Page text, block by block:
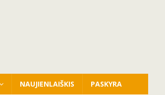
NAUJIENLAIŠKIS PASKYRA